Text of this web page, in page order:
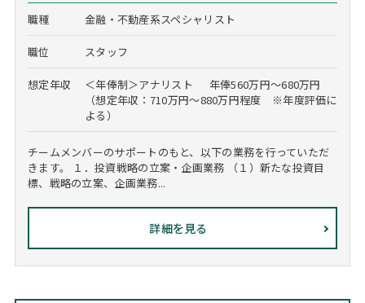
職種 金融・不動産系スペシャリスト
職位 スタッフ
想定年収
＜年俸制＞アナリスト 年俸560万円～680万円
（想定年収：710万円～880万円程度 ※年度評価に
よる）
チームメンバーのサポートのもと、以下の業務を行っていただ
きます。 １．投資戦略の立案・企画業務 （１）新たな投資目
標、戦略の立案、企画業務...
詳細を見る